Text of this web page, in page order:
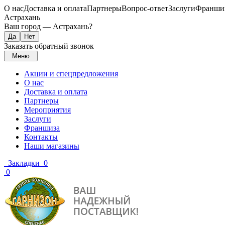
О насДоставка и оплатаПартнерыВопрос-ответЗаслуги
Астрахань
Ваш город — Астрахань?
Заказать обратный звонок
Меню
Акции и спецпредложения
О нас
Доставка и оплата
Партнеры
Мероприятия
Заслуги
Франшиза
Контакты
Наши магазины
Закладки 0
0